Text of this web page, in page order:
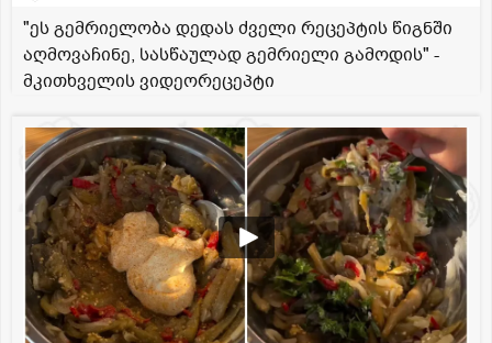
"ეს გემრიელობა დედას ძველი რეცეპტის წიგნში
აღმოვაჩინე, სასწაულად გემრიელი გამოდის" -
მკითხველის ვიდეორეცეპტი